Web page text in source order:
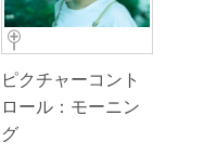
ピクチャーコント
ロール：モーニン
グ